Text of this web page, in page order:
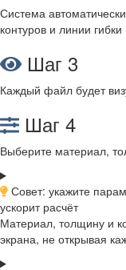
Система
контуров и линии гибки
Шаг 3
Каждый файл будет
Шаг 4
Выберите материал,
Совет: укажите
ускорит расчёт
Материал, толщину и
экрана, не открывая